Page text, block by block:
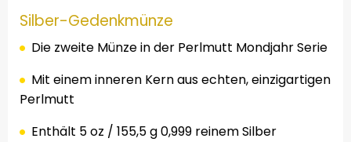
Silber-Gedenkmünze
Die zweite Münze in der Perlmutt Mondjahr Serie
Mit einem inneren Kern aus echten, einzigartigen
Perlmutt
Enthält 5 oz / 155,5 g 0,999 reinem Silber